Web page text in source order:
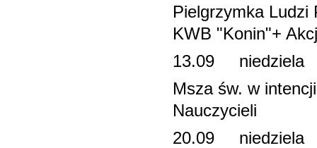
Pielgrzymka
KWB "Konin"+
13.09
Msza św. w
Nauczycieli
20.09